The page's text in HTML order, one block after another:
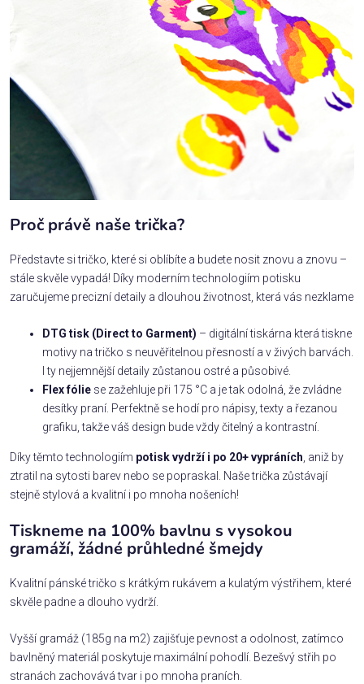
Proč právě naše trička?
Představte si tričko, které si oblíbíte a budete nosit znovu a znovu –
stále skvěle vypadá! Díky moderním technologiím potisku
zaručujeme precizní detaily a dlouhou životnost, která vás nezklame
DTG tisk (Direct to Garment) – digitální tiskárna která tiskne
motivy na tričko s neuvěřitelnou přesností a v živých barvách.
I ty nejjemnější detaily zůstanou ostré a působivé.
Flex fólie se zažehluje při 175 °C a je tak odolná, že zvládne
desítky praní. Perfektně se hodí pro nápisy, texty a řezanou
grafiku, takže váš design bude vždy čitelný a kontrastní.
Díky těmto technologiím potisk vydrží i po 20+ vypráních, aniž by
ztratil na sytosti barev nebo se popraskal. Naše trička zůstávají
stejně stylová a kvalitní i po mnoha nošeních!
Tiskneme na 100% bavlnu s vysokou
gramáží, žádné průhledné šmejdy
Kvalitní pánské tričko s krátkým rukávem a kulatým výstřihem, které
skvěle padne a dlouho vydrží.
Vyšší gramáž (185g na m2) zajišťuje pevnost a odolnost, zatímco
bavlněný materiál poskytuje maximální pohodlí. Bezešvý střih po
stranách zachovává tvar i po mnoha praních.